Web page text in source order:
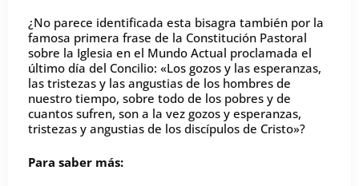
¿No parece identificada esta bisagra también por la
famosa primera frase de la Constitución Pastoral
sobre la Iglesia en el Mundo Actual proclamada el
último día del Concilio: «Los gozos y las esperanzas,
las tristezas y las angustias de los hombres de
nuestro tiempo, sobre todo de los pobres y de
cuantos sufren, son a la vez gozos y esperanzas,
tristezas y angustias de los discípulos de Cristo»?
Para saber más: